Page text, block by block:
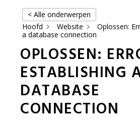
< Alle onderwerpen
Hoofd
Website
Oplossen:
a database connection
OPLOSSEN:
ESTABLISHING
DATABASE
CONNECTION